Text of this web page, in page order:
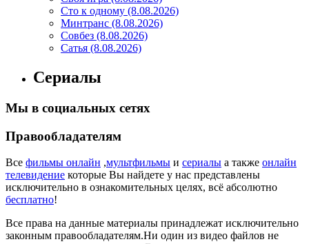
Сто к одному (8.08.2026)
Минтранс (8.08.2026)
Совбез (8.08.2026)
Сатья (8.08.2026)
Сериалы
Мы в социальных сетях
Правообладателям
Все фильмы онлайн ,мультфильмы и сериалы а также онлайн
телевидение которые Вы найдете у нас представлены
исключительно в ознакомительных целях, всё абсолютно
бесплатно!
Все права на данные материалы принадлежат исключительно
законным правообладателям.Ни один из видео файлов не